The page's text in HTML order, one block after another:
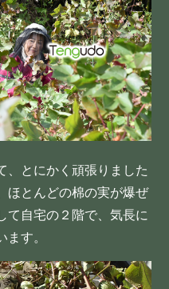
、とにかく頑張りました
ほとんどの棉の実が爆ぜ
て自宅の２階で、気長に
す。